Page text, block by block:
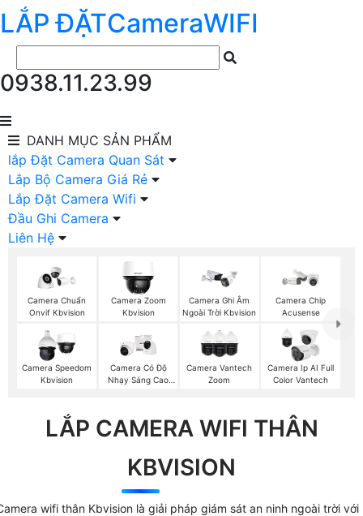
LẮP ĐẶTCameraWIFI
0938.11.23.99
DANH MỤC SẢN PHẨM
lắp Đặt Camera Quan Sát
Lắp Bộ Camera Giá Rẻ
Lắp Đặt Camera Wifi
Đầu Ghi Camera
Liên Hệ
Camera Chuẩn
Onvif Kbvision
Camera Zoom
Kbvision
Camera Ghi Âm
Ngoài Trời Kbvision
Camera Chip
Acusense
Camera Speedom
Kbvision
Camera Có Độ
Nhạy Sáng Cao
Camera Vantech
Zoom
Camera Ip AI Full
Color Vantech
LẮP CAMERA WIFI THÂN
KBVISION
wifi thân Kbvision là giải pháp giám sát an ninh ngoài trời với